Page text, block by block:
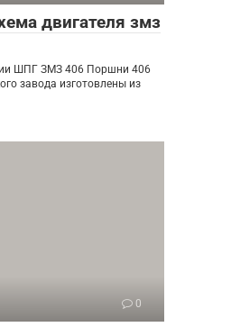
двигателя змз
ШПГ ЗМЗ 406 Поршни 406
завода изготовлены из
0